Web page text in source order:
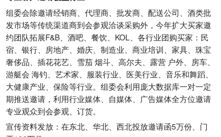
组委会除邀请经销商、代理商、批发商、配送公司、酒类批
发市场等传统渠道商到会参观洽谈采购外，今年扩大买家邀
约团队拓展F&B、酒吧、餐饮、KOL、各行业团购买家：民
宿、银行、房地产、婚庆、制造业、商业培训、家具、珠宝
奢侈品、插花花艺、雪茄 烟斗、高尔夫、露营 户外、房车、
游艇会 海钓、艺术家、服装行业、医美行业、音乐和舞蹈、
大健康产业、保险等行业。组委会利用庞大数据库一对一定
期推送邀请，利用行业媒体、自媒体、广告媒体全方位邀请
专业观众到会参观、订货。
宣传资料发放：在东北、华北、西北投放邀请函5万份、门